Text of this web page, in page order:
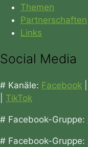
Themen
Partnerschaften
Links
Social Media
# Kanäle: Facebook
TikTok
# Facebook-Gruppe:
# Facebook-Gruppe: